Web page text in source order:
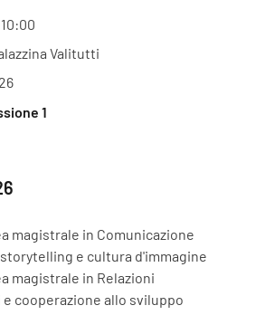
Valitutti
1
magistrale in Comunicazione
e cultura d'immagine
magistrale in Relazioni
cooperazione allo sviluppo